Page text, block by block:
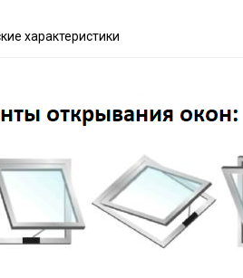
характеристики